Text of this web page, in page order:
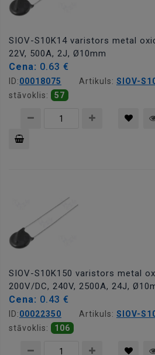
SIOV-S10K14 varistors metal
22V, 500A, 2J, Ø10mm
Cena: 0.63 €
ID:00018075 Artikuls: SIOV-
stāvoklis:
57
SIOV-S10K150 varistors metal
200V/DC, 240V, 2500A, 24J,
Cena: 0.43 €
ID:00022350 Artikuls: SIOV-
stāvoklis:
106